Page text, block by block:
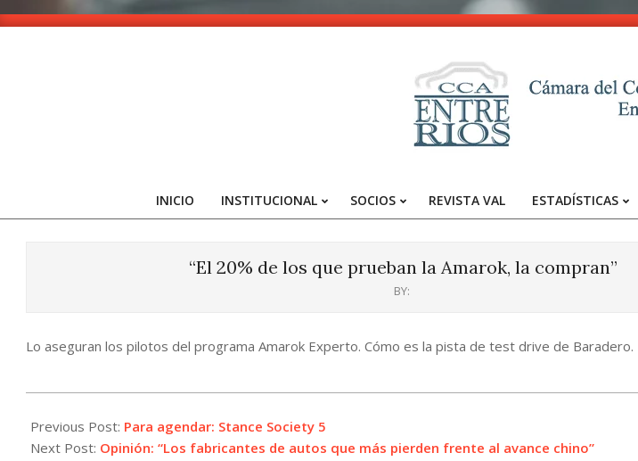
Skip
-
Entre
Primary
INICIO INSTITUCIONAL SOCIOS REVISTA VAL ESTADÍSTICAS
“El 20% de los que prueban la Amarok, la compran”
BY:
Lo aseguran los pilotos del programa Amarok Experto. Cómo es la pista de test drive de Baradero.
11-
18
Previous Post: Para agendar: Stance Society 5
Next Post: Opinión: “Los fabricantes de autos que más pierden frente al avance chino”